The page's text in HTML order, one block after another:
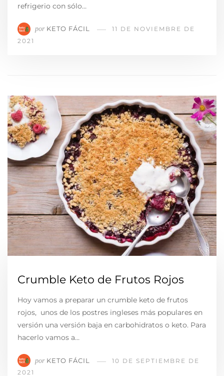
refrigerio con sólo…
por KETO FÁCIL
11 DE NOVIEMBRE DE
2021
Crumble Keto de Frutos Rojos
Hoy vamos a preparar un crumble keto de frutos
rojos, unos de los postres ingleses más populares en
versión una versión baja en carbohidratos o keto. Para
hacerlo vamos a…
por KETO FÁCIL
10 DE SEPTIEMBRE DE
2021